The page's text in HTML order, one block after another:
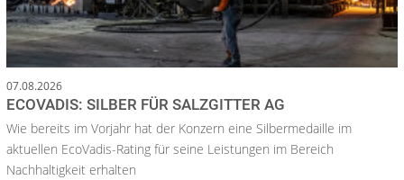
07.08.2026
ECOVADIS: SILBER FÜR SALZGITTER AG
Wie bereits im Vorjahr hat der Konzern eine Silbermedaille im
aktuellen EcoVadis-Rating für seine Leistungen im Bereich
Nachhaltigkeit erhalten